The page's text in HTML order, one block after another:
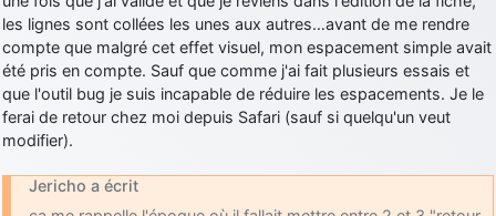
les lignes sont collées les unes aux autres…avant de me rendre
compte que malgré cet effet visuel, mon espacement simple avait
été pris en compte. Sauf que comme j'ai fait plusieurs essais et
que l'outil bug je suis incapable de réduire les espacements. Je le
ferai de retour chez moi depuis Safari (sauf si quelqu'un veut
modifier).
Jericho a écrit